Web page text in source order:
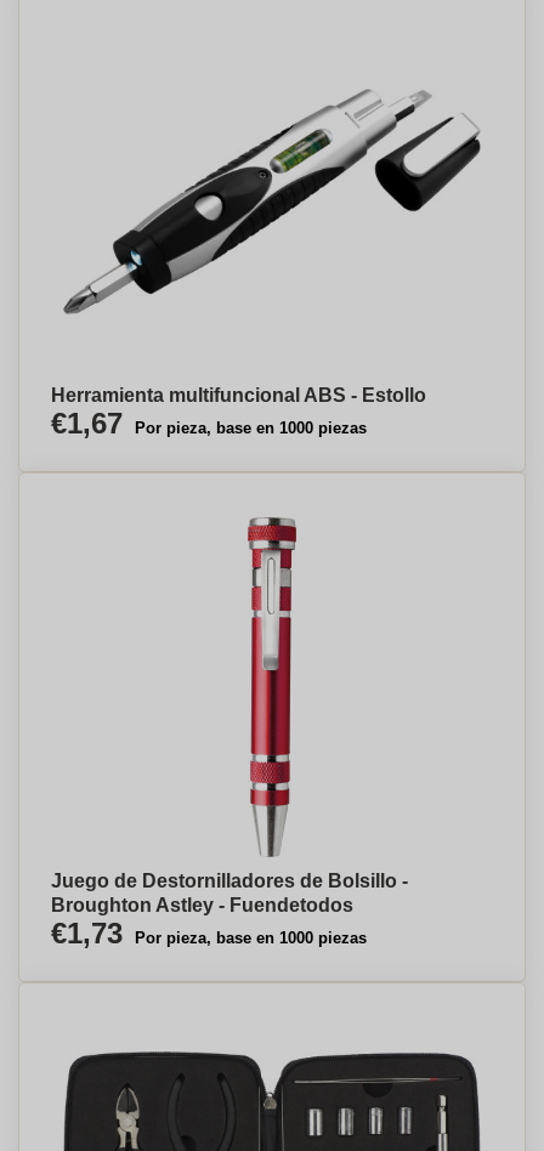
Herramienta multifuncional ABS - Estollo
€1,67 Por pieza, base en 1000 piezas
Juego de Destornilladores de Bolsillo -
Broughton Astley - Fuendetodos
€1,73 Por pieza, base en 1000 piezas